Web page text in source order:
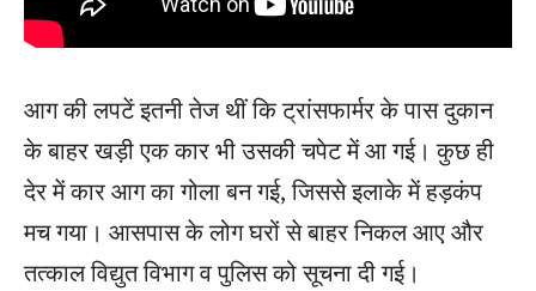
आग की लपटें इतनी तेज थीं कि ट्रांसफार्मर के पास दुकान
के बाहर खड़ी एक कार भी उसकी चपेट में आ गई। कुछ ही
देर में कार आग का गोला बन गई, जिससे इलाके में हड़कंप
मच गया। आसपास के लोग घरों से बाहर निकल आए और
तत्काल विद्युत विभाग व पुलिस को सूचना दी गई।